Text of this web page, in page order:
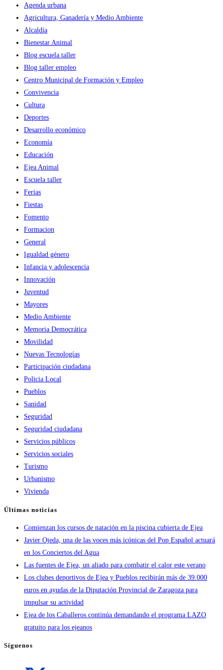
Agenda urbana
Agricultura, Ganadería y Medio Ambiente
Alcaldía
Bienestar Animal
Blog escuela taller
Blog taller empleo
Centro Municipal de Formación y Empleo
Convivencia
Cultura
Deportes
Desarrollo económico
Economía
Educación
Ejea Animal
Escuela taller
Ferias
Fiestas
Fomento
Formacion
General
Igualdad género
Infancia y adolescencia
Innovación
Juventud
Mayores
Medio Ambiente
Memoria Democrática
Movilidad
Nuevas Tecnologías
Participación ciudadana
Policia Local
Pueblos
Sanidad
Seguridad
Seguridad ciudadana
Servicios públicos
Servicios sociales
Turismo
Urbanismo
Vivienda
Últimas noticias
Comienzan los cursos de natación en la piscina cubierta de Ejea
Javier Ojeda, una de las voces más icónicas del Pop Español actuará
en los Conciertos del Agua
Las fuentes de Ejea, un aliado para combatir el calor este verano
Los clubes deportivos de Ejea y Pueblos recibirán más de 39.000
euros en ayudas de la Diputación Provincial de Zaragoza para
impulsar su actividad
Ejea de los Caballeros continúa demandando el programa LAZO
gratuito para los ejeanos
Síguenos